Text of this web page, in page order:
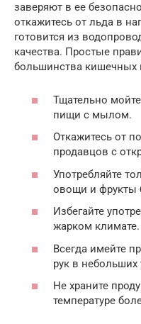
заверяют в ее
откажитесь от льда в
готовится из
качества. Простые
большинства кишечных
Тщательно
пищи с мылом.
Откажитесь от
продавцов с
Употребляйте
овощи и фрукты
Избегайте
жарком климате.
Всегда имейте
рук в небольших
Не храните
температуре